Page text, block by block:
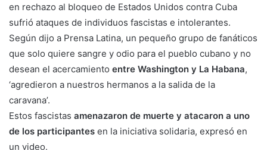
en rechazo al bloqueo de Estados Unidos contra Cuba
sufrió ataques de individuos fascistas e intolerantes.
Según dijo a Prensa Latina, un pequeño grupo de fanáticos
que solo quiere sangre y odio para el pueblo cubano y no
desean el acercamiento entre Washington y La Habana,
‘agredieron a nuestros hermanos a la salida de la
caravana’.
Estos fascistas amenazaron de muerte y atacaron a uno
de los participantes en la iniciativa solidaria, expresó en
un video.